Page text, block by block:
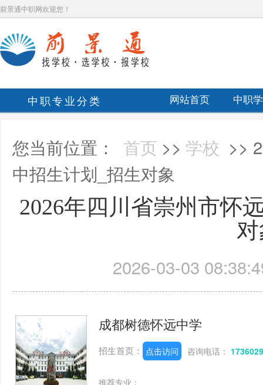
前景通中职网欢迎您！
中职专业分类 网站首页 中职
您当前位置： 首页 >> 学校 >>
中招生计划_招生对象
2026年四川省崇州市怀
2026-03-03
成都树德怀远中学
招生首页： 点击访问 咨询电话：
推荐专业：